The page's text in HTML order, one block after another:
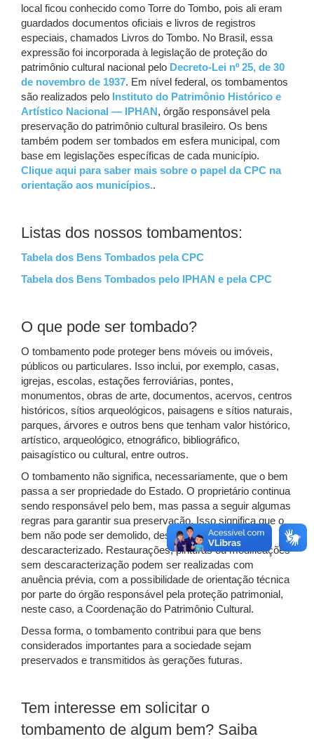
local ficou conhecido como Torre do Tombo, pois ali eram
guardados documentos oficiais e livros de registros
especiais, chamados Livros do Tombo. No Brasil, essa
expressão foi incorporada à legislação de proteção do
patrimônio cultural nacional pelo Decreto-Lei nº 25, de 30
de novembro de 1937. Em nível federal, os tombamentos
são realizados pelo Instituto do Patrimônio Histórico e
Artístico Nacional — IPHAN , órgão responsável pela
preservação do patrimônio cultural brasileiro. Os bens
também podem ser tombados em esfera municipal, com
base em legislações específicas de cada município.
Clique aqui para saber mais sobre o papel da CPC na
orientação aos municípios..
Listas dos nossos tombamentos:
Tabela dos Bens Tombados pela CPC
Tabela dos Bens Tombados pelo IPHAN e pela CPC
O que pode ser tombado?
O tombamento pode proteger bens móveis ou imóveis,
públicos ou particulares. Isso inclui, por exemplo, casas,
igrejas, escolas, estações ferroviárias, pontes,
monumentos, obras de arte, documentos, acervos, centros
históricos, sítios arqueológicos, paisagens e sítios naturais,
parques, árvores e outros bens que tenham valor histórico,
artístico, arqueológico, etnográfico, bibliográfico,
paisagístico ou cultural, entre outros.
O tombamento não significa, necessariamente, que o bem
passa a ser propriedade do Estado. O proprietário continua
sendo responsável pelo bem, mas passa a seguir algumas
regras para garantir sua preservação. Isso significa que o
bem não pode ser demolido, destruído ou
descaracterizado. Restaurações, pinturas ou modificações
sem descaracterização podem ser realizadas com
anuência prévia, com a possibilidade de orientação técnica
por parte do órgão responsável pela proteção patrimonial,
neste caso, a Coordenação do Patrimônio Cultural.
Dessa forma, o tombamento contribui para que bens
considerados importantes para a sociedade sejam
preservados e transmitidos às gerações futuras.
Tem interesse em solicitar o
tombamento de algum bem? Saiba